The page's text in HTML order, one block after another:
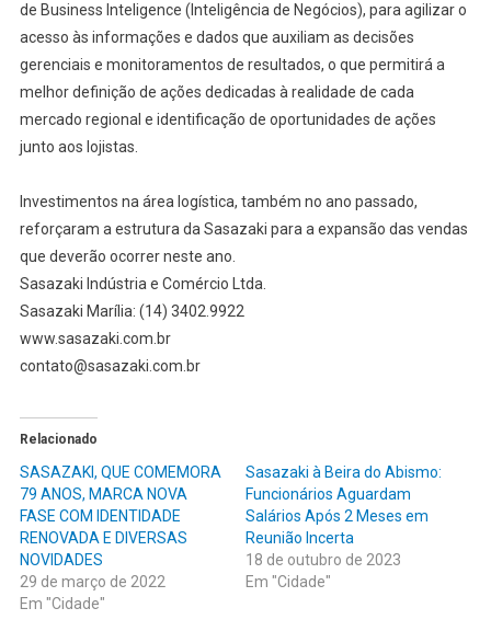
de Business Inteligence (Inteligência de Negócios), para agilizar o
acesso às informações e dados que auxiliam as decisões
gerenciais e monitoramentos de resultados, o que permitirá a
melhor definição de ações dedicadas à realidade de cada
mercado regional e identificação de oportunidades de ações
junto aos lojistas.
Investimentos na área logística, também no ano passado,
reforçaram a estrutura da Sasazaki para a expansão das vendas
que deverão ocorrer neste ano.
Sasazaki Indústria e Comércio Ltda.
Sasazaki Marília: (14) 3402.9922
www.sasazaki.com.br
contato@sasazaki.com.br
Relacionado
SASAZAKI, QUE COMEMORA
79 ANOS, MARCA NOVA
FASE COM IDENTIDADE
RENOVADA E DIVERSAS
NOVIDADES
29 de março de 2022
Em "Cidade"
Sasazaki à Beira do Abismo:
Funcionários Aguardam
Salários Após 2 Meses em
Reunião Incerta
18 de outubro de 2023
Em "Cidade"